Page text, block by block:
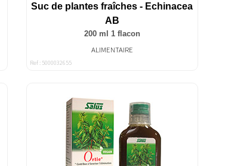
Suc de plantes fraîches - Echinacea
AB
200 ml 1 flacon
ALIMENTAIRE
Ref : 5000032655